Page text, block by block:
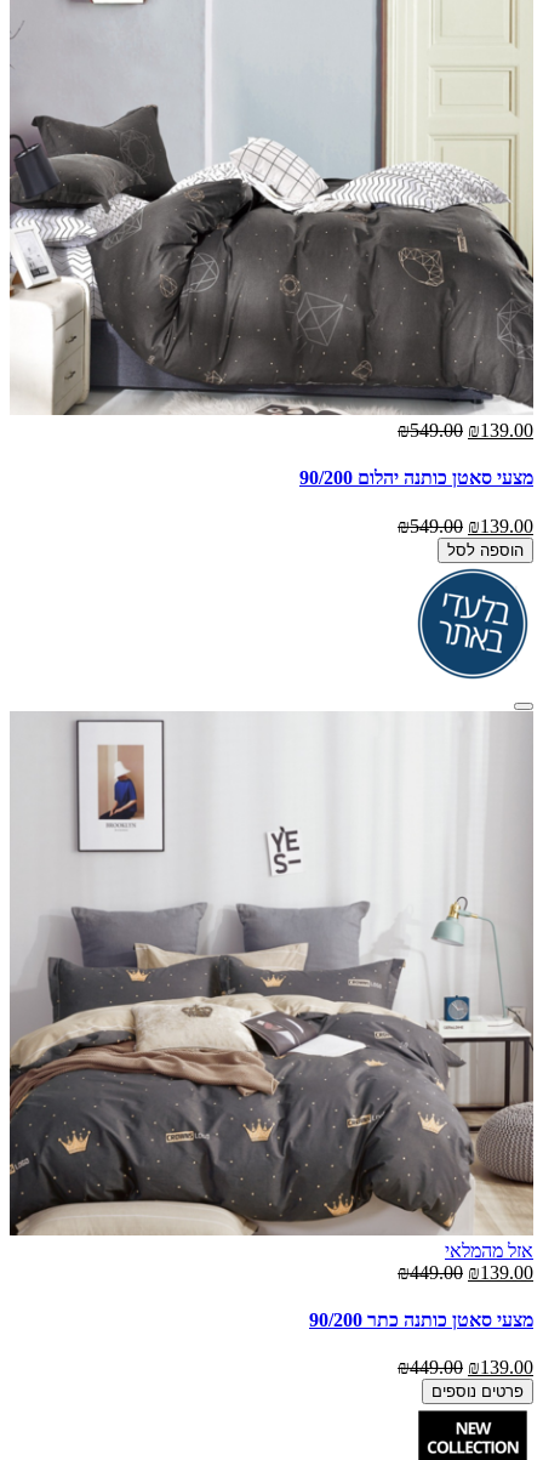
₪139.00
₪549.00
מצעי סאטן כותנה יהלום 90/200
₪139.00
₪549.00
הוספה לסל
אזל מהמלאי
₪139.00
₪449.00
מצעי סאטן כותנה כתר 90/200
₪139.00
₪449.00
פרטים נוספים